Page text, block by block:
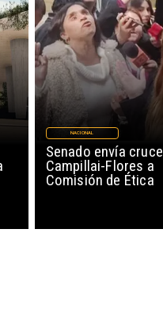
Senado envía cruce
Campillai-Flores a
Comisión de Ética
NACIONAL